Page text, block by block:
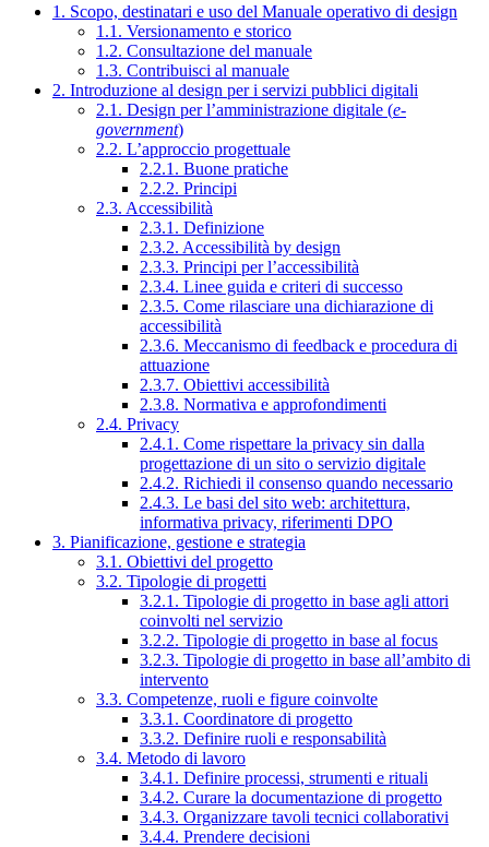
1. Scopo, destinatari e uso del Manuale operativo di design
1.1. Versionamento e storico
1.2. Consultazione del manuale
1.3. Contribuisci al manuale
2. Introduzione al design per i servizi pubblici digitali
2.1. Design per l’amministrazione digitale (e-
government)
2.2. L’approccio progettuale
2.2.1. Buone pratiche
2.2.2. Principi
2.3. Accessibilità
2.3.1. Definizione
2.3.2. Accessibilità by design
2.3.3. Principi per l’accessibilità
2.3.4. Linee guida e criteri di successo
2.3.5. Come rilasciare una dichiarazione di
accessibilità
2.3.6. Meccanismo di feedback e procedura di
attuazione
2.3.7. Obiettivi accessibilità
2.3.8. Normativa e approfondimenti
2.4. Privacy
2.4.1. Come rispettare la privacy sin dalla
progettazione di un sito o servizio digitale
2.4.2. Richiedi il consenso quando necessario
2.4.3. Le basi del sito web: architettura,
informativa privacy, riferimenti DPO
3. Pianificazione, gestione e strategia
3.1. Obiettivi del progetto
3.2. Tipologie di progetti
3.2.1. Tipologie di progetto in base agli attori
coinvolti nel servizio
3.2.2. Tipologie di progetto in base al focus
3.2.3. Tipologie di progetto in base all’ambito di
intervento
3.3. Competenze, ruoli e figure coinvolte
3.3.1. Coordinatore di progetto
3.3.2. Definire ruoli e responsabilità
3.4. Metodo di lavoro
3.4.1. Definire processi, strumenti e rituali
3.4.2. Curare la documentazione di progetto
3.4.3. Organizzare tavoli tecnici collaborativi
3.4.4. Prendere decisioni